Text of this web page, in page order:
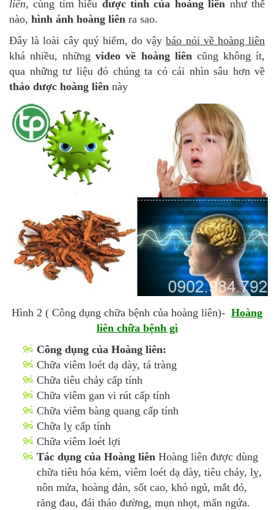
liên, cùng tìm hiểu dược tính của hoàng liên như thế
nào, hình ảnh hoàng liên ra sao.
Đây là loài cây quý hiếm, do vậybáo nói về hoàng liên
khá nhiều, nhữngvideo về hoàng liêncũng không ít,
qua những tư liệu đó chúng ta có cái nhìn sâu hơn về
thảo dược hoàng liên này
Hình 2 ( Công dụng chữa bệnh của hoàng liên)- Hoàng
liên chữa bệnh gì
Công dụng của Hoàng liên:
Chữa viêm loét dạ dày, tá tràng
Chữa tiêu chảy cấp tính
Chữa viêm gan vi rút cấp tính
Chữa viêm bàng quang cấp tính
Chữa lỵ cấp tính
Chữa viêm loét lợi
Tác dụng của Hoàng liên Hoàng liên được dùng
chữa tiêu hóa kém, viêm loét dạ dày, tiêu chảy, lỵ,
nôn mửa, hoàng đản, sốt cao, khó ngủ, mắt đỏ,
răng đau, đái tháo đường, mụn nhọt, mẩn ngứa.